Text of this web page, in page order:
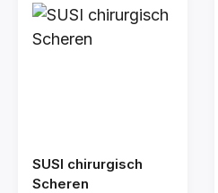
SUSI chirurgisch
Scheren